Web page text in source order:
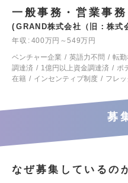
一般事務・営業事務
GRAND株式会社（旧：株式
年収
400万円～549万円
ベンチャー企業
英語力不問 転勤
調達済
1億円以上資金調達済 ポ
在籍
インセンティブ制度 フレ
募
なぜ募集しているの